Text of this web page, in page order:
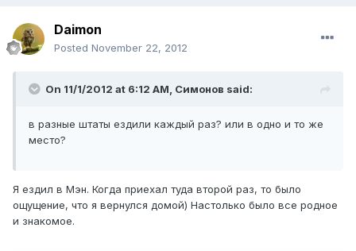
Daimon
Posted November 22, 2012
On 11/1/2012 at 6:12 AM, Симонов said:
в разные штаты ездили каждый раз? или в одно и то же
место?
Я ездил в Мэн. Когда приехал туда второй раз, то было
ощущение, что я вернулся домой) Настолько было все родное
и знакомое.